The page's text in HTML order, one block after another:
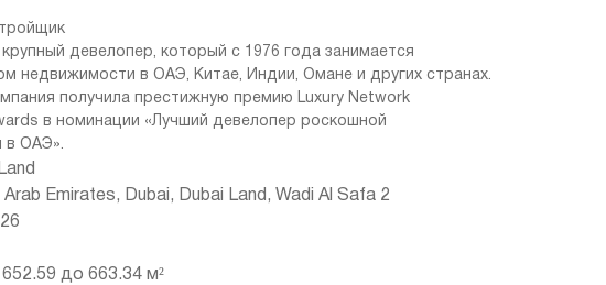
девелопер, который с 1976 года занимается
недвижимости в ОАЭ, Китае, Индии, Омане и других странах.
получила престижную премию Luxury Network
в номинации «Лучший девелопер роскошной
в ОАЭ».
Emirates, Dubai, Dubai Land, Wadi Al Safa 2
до 663.34 м²